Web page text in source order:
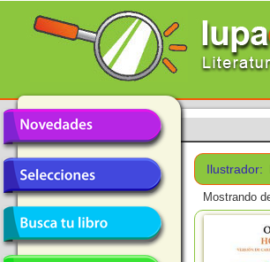
Ilustrador:
Mostrando